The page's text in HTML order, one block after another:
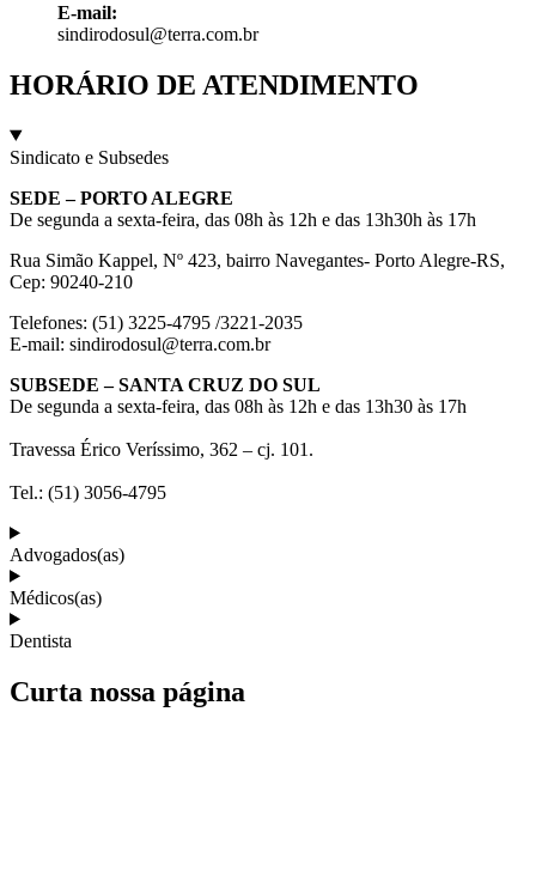
E-mail:
sindirodosul@terra.com.br
HORÁRIO DE ATENDIMENTO
Sindicato e Subsedes
SEDE – PORTO ALEGRE
De segunda a sexta-feira, das 08h às 12h e das 13h30h às 17h
Rua Simão Kappel, Nº 423, bairro Navegantes- Porto Alegre-RS,
Cep: 90240-210
Telefones: (51) 3225-4795 /3221-2035
E-mail: sindirodosul@terra.com.br
SUBSEDE – SANTA CRUZ DO SUL
De segunda a sexta-feira, das 08h às 12h e das 13h30 às 17h
Travessa Érico Veríssimo, 362 – cj. 101.
Tel.: (51) 3056-4795
Advogados(as)
Médicos(as)
Dentista
Curta nossa página